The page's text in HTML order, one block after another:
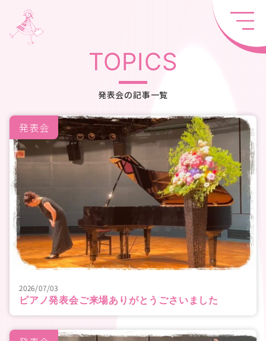
TOPICS
発表会の記事一覧
2026/07/03
ピアノ発表会ご来場ありがとうごさいました
発表会